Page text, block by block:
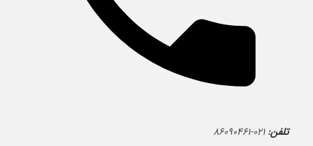
تلفن: ۰۲۱-۸۶۰۹۰۴۶۱